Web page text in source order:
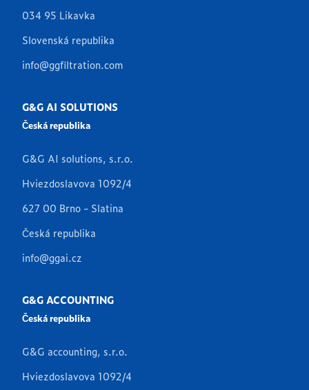
034 95 Likavka
Slovenská republika
info@ggfiltration.com
G&G AI SOLUTIONS
Česká republika
G&G AI solutions, s.r.o.
Hviezdoslavova 1092/4
627 00 Brno - Slatina
Česká republika
info@ggai.cz
G&G ACCOUNTING
Česká republika
G&G accounting, s.r.o.
Hviezdoslavova 1092/4